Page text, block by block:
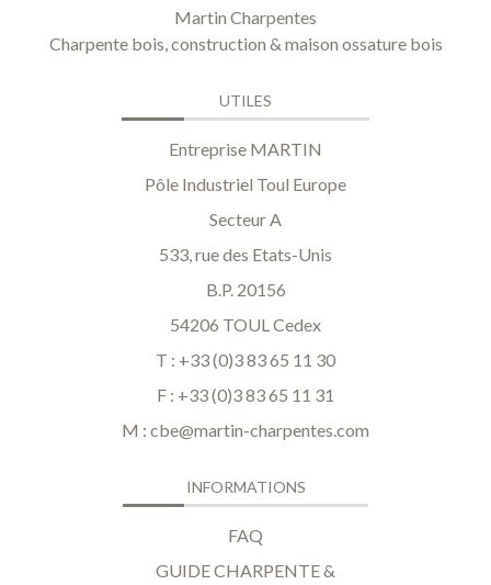
Martin Charpentes
Charpente bois, construction & maison ossature bois
UTILES
Entreprise MARTIN
Pôle Industriel Toul Europe
Secteur A
533, rue des Etats-Unis
B.P. 20156
54206 TOUL Cedex
T : +33 (0)3 83 65 11 30
F : +33 (0)3 83 65 11 31
M : cbe@martin-charpentes.com
INFORMATIONS
FAQ
GUIDE CHARPENTE &